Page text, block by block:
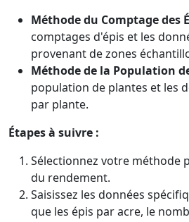
Méthode du Comptage des
comptages d'épis et les
provenant de zones
Méthode de la Population
population de plantes et les
par plante.
Étapes à suivre :
Sélectionnez votre méthode
du rendement.
Saisissez les données
que les épis par acre, le